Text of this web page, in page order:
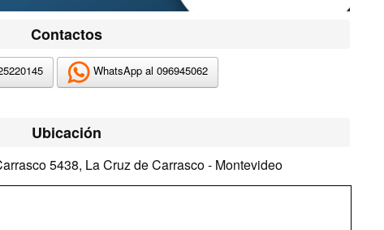
Contactos
WhatsApp al 096945062
Ubicación
5438, La Cruz de Carrasco - Montevideo